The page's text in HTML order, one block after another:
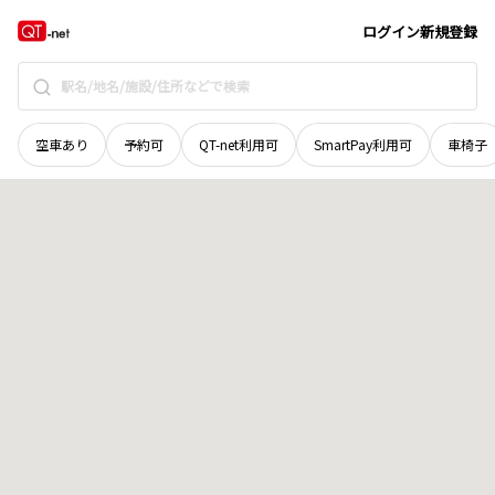
ログイン新規登録
空車あり 予約可 QT-net利用可 SmartPay利用可 車椅子
鳥取県